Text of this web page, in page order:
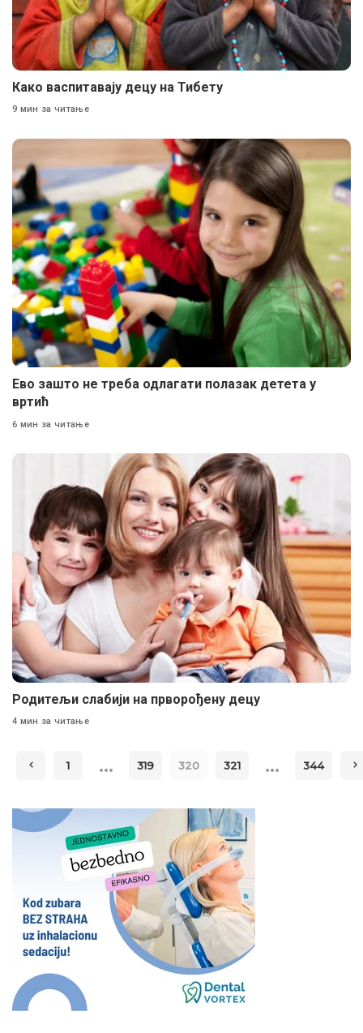
Како васпитавају децу на Тибету
9 мин за читање
Ево зашто не треба одлагати полазак детета у
вртић
6 мин за читање
Родитељи слабији на прворођену децу
4 мин за читање
1 … 319 320 321 … 344